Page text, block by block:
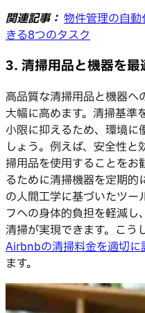
関連記事： 物件管理の自
きる8つのタスク
3. 清掃用品と機器を最
高品質な清掃用品と機器へ
大幅に高めます。清掃基準
小限に抑えるため、環境に
しょう。例えば、安全性
掃用品を使用することをお
るために清掃機器を定期的
の人間工学に基づいたツー
フへの身体的負担を軽減
清掃が実現できます。こう
Airbnbの清掃料金を適切に
ます。